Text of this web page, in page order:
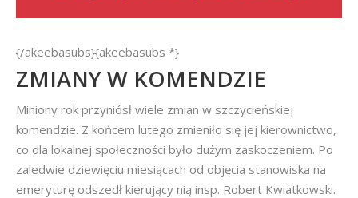
{/akeebasubs}{akeebasubs *}
ZMIANY W KOMENDZIE
Miniony rok przyniósł wiele zmian w szczycieńskiej
komendzie. Z końcem lutego zmieniło się jej kierownictwo,
co dla lokalnej społeczności było dużym zaskoczeniem. Po
zaledwie dziewięciu miesiącach od objęcia stanowiska na
emeryturę odszedł kierujący nią insp. Robert Kwiatkowski.